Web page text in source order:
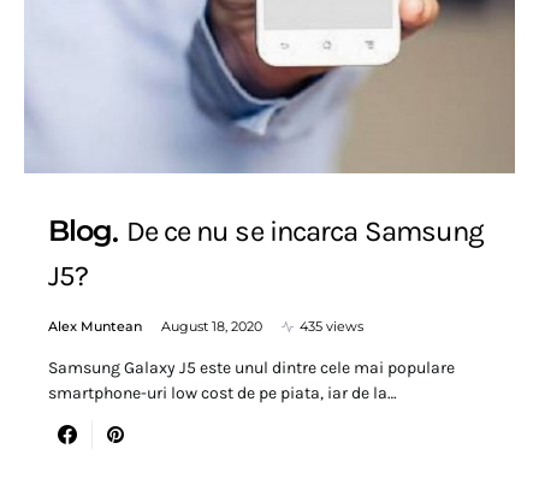
Blog De ce nu se incarca Samsung
J5?
Alex Muntean August 18, 2020 435 views
Samsung Galaxy J5 este unul dintre cele mai populare
smartphone-uri low cost de pe piata, iar de la…